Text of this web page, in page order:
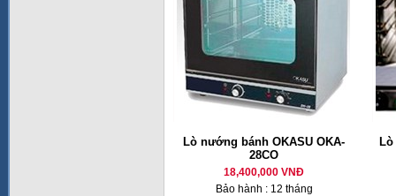
Lò nướng bánh OKASU OKA-
28CO
18,400,000 VNĐ
Bảo hành : 12 tháng